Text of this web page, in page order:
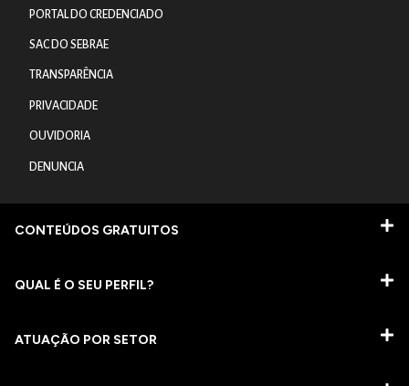
PORTAL DO CREDENCIADO
SAC DO SEBRAE
TRANSPARÊNCIA
PRIVACIDADE
OUVIDORIA
DENUNCIA
CONTEÚDOS GRATUITOS
QUAL É O SEU PERFIL?
ATUAÇÃO POR SETOR